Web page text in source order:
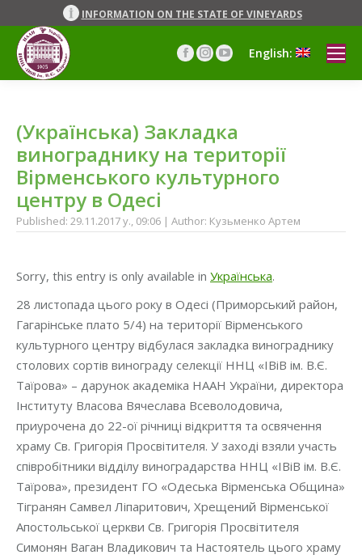
INFORMATION ON THE STATE OF VINEYARDS
Facebook
page
new
window
Instagram
page
new
window
YouTube
page
new
English:
(Українська) Закладка
винограднику на території
Вірменського культурного
центру в Одесі
Published: 29.11.2017 y., 09:06 | Author: Кузьменко Артем
Sorry, this entry is only available in Українська.
28 листопада цього року в Одесі (Приморський район,
Гагарінське плато 5/4) на території Вірменського
культурного центру відбулася закладка винограднику
столових сортів винограду селекції ННЦ «ІВіВ ім. В.Є.
Таїрова» – дарунок академіка НААН України, директора
Інституту Власова Вячеслава Всеволодовича,
приурочена до 22-ої річниці відкриття та освячення
храму Св. Григорія Просвітителя. У заході взяли участь
співробітники відділу виноградарства ННЦ «ІВіВ ім. В.Є.
Таїрова», президент ГО «Одеська Вірменська Община»
Тігранян Самвел Ліпаритович, Хрещений Вірменської
Апостольської церкви Св. Григорія Просвітителя
Симонян Ваган Владикович та Настоятель цього храму